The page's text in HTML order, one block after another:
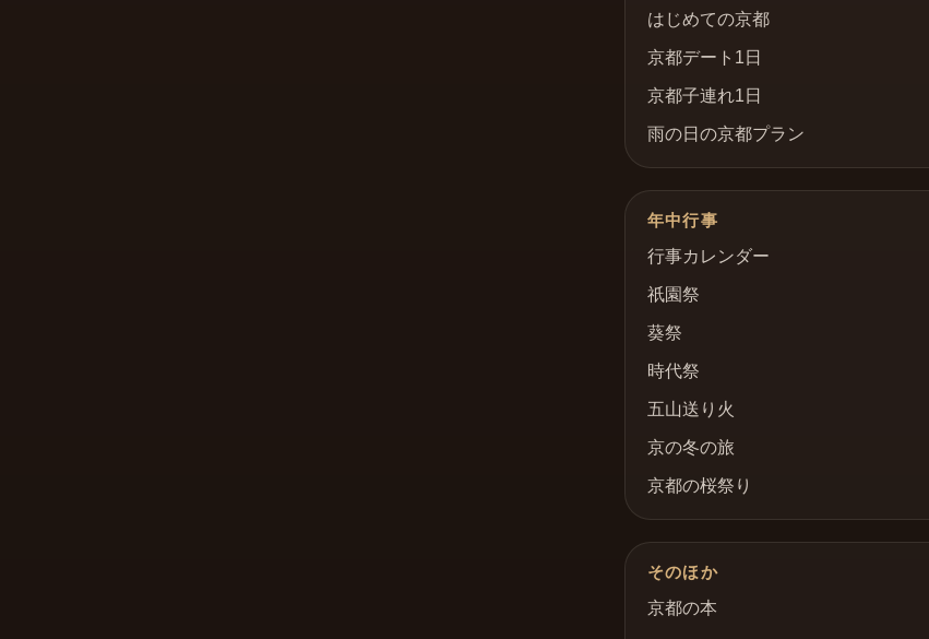
はじめての京都
京都デート1日
京都子連れ1日
雨の日の京都プラン
年中行事
行事カレンダー
祇園祭
葵祭
時代祭
五山送り火
京の冬の旅
京都の桜祭り
そのほか
京都の本